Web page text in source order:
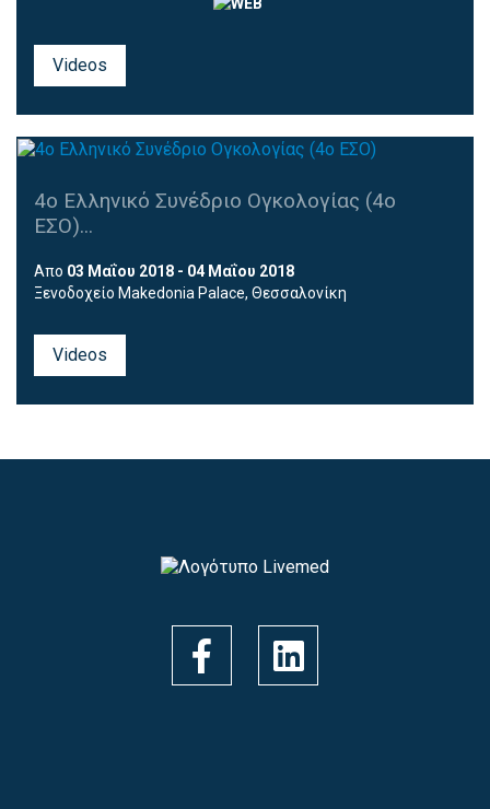
Videos
4ο Ελληνικό Συνέδριο Ογκολογίας (4ο
ΕΣΟ)...
Απο 03 Μαΐου 2018 - 04 Μαΐου 2018
Ξενοδοχείο Makedonia Palace, Θεσσαλονίκη
Εικονική περιήγηση
Για να περιηγηθείτε, παρακαλώ πατήστε
Videos